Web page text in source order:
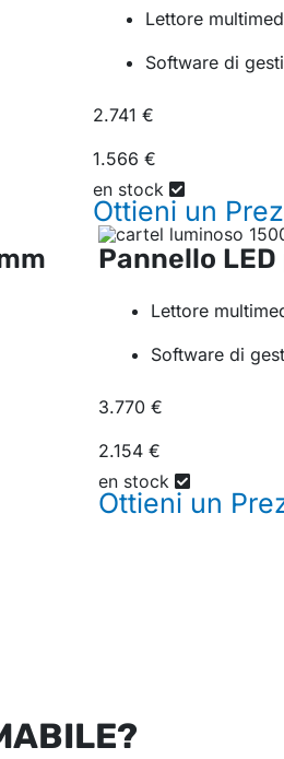
Lettore
Software di
2.741 €
1.566 €
en stock
Ottieni un
Pannello
Lettore
Software di
3.770 €
2.154 €
en stock
Ottieni un